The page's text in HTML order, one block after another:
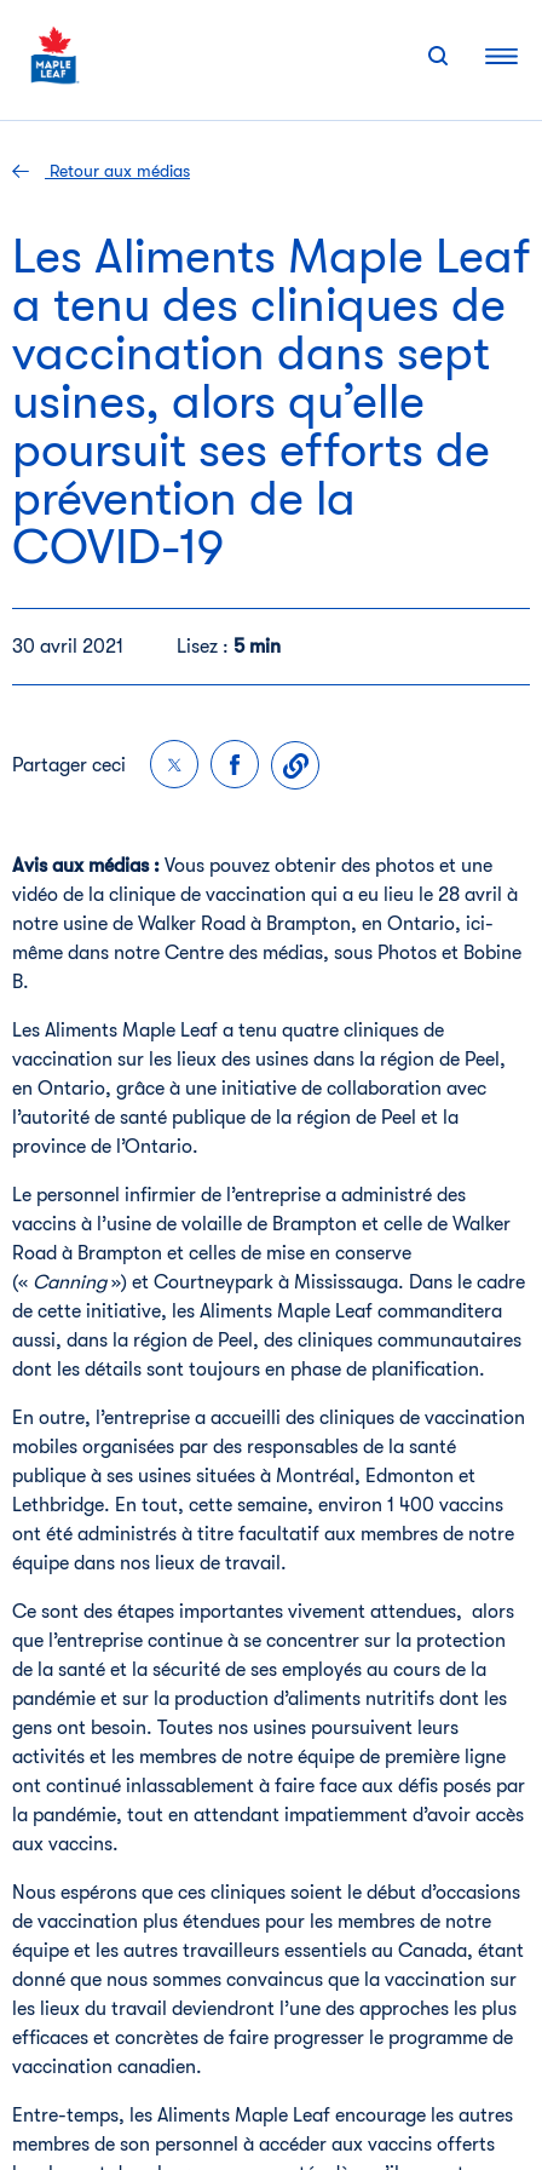
content
Retour aux médias
Les Aliments Maple Leaf
a tenu des cliniques de
vaccination dans sept
usines, alors qu’elle
poursuit ses efforts de
prévention de la
COVID-19
30 avril 2021 Lisez : 5 min
Partager ceci
Avis aux médias : Vous pouvez obtenir des photos et une
vidéo de la clinique de vaccination qui a eu lieu le 28 avril à
notre usine de Walker Road à Brampton, en Ontario, ici-
même dans notre Centre des médias, sous Photos et Bobine
B.
Les Aliments Maple Leaf a tenu quatre cliniques de
vaccination sur les lieux des usines dans la région de Peel,
en Ontario, grâce à une initiative de collaboration avec
l’autorité de santé publique de la région de Peel et la
province de l’Ontario.
Le personnel infirmier de l’entreprise a administré des
vaccins à l’usine de volaille de Brampton et celle de Walker
Road à Brampton et celles de mise en conserve
(« Canning») et Courtneypark à Mississauga. Dans le cadre
de cette initiative, les Aliments Maple Leaf commanditera
aussi, dans la région de Peel, des cliniques communautaires
dont les détails sont toujours en phase de planification.
En outre, l’entreprise a accueilli des cliniques de vaccination
mobiles organisées par des responsables de la santé
publique à ses usines situées à Montréal, Edmonton et
Lethbridge. En tout, cette semaine, environ 1 400 vaccins
ont été administrés à titre facultatif aux membres de notre
équipe dans nos lieux de travail.
Ce sont des étapes importantes vivement attendues, alors
que l’entreprise continue à se concentrer sur la protection
de la santé et la sécurité de ses employés au cours de la
pandémie et sur la production d’aliments nutritifs dont les
gens ont besoin. Toutes nos usines poursuivent leurs
activités et les membres de notre équipe de première ligne
ont continué inlassablement à faire face aux défis posés par
la pandémie, tout en attendant impatiemment d’avoir accès
aux vaccins.
Nous espérons que ces cliniques soient le début d’occasions
de vaccination plus étendues pour les membres de notre
équipe et les autres travailleurs essentiels au Canada, étant
donné que nous sommes convaincus que la vaccination sur
les lieux du travail deviendront l’une des approches les plus
efficaces et concrètes de faire progresser le programme de
vaccination canadien.
Entre-temps, les Aliments Maple Leaf encourage les autres
membres de son personnel à accéder aux vaccins offerts